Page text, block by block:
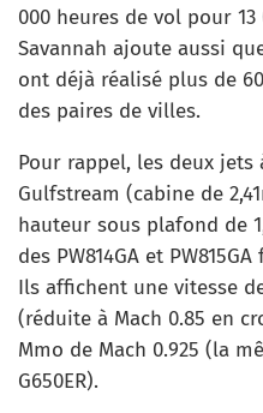
000 heures de vol pour 13
Savannah ajoute aussi
ont déjà réalisé plus de
des paires de villes.
Pour rappel, les deux jets
Gulfstream (cabine de
hauteur sous plafond de
des PW814GA et
Ils affichent une vitesse
(réduite à Mach 0.85 en
Mmo de Mach 0.925 (la
G650ER).